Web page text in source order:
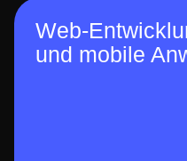
Web-
und mobile